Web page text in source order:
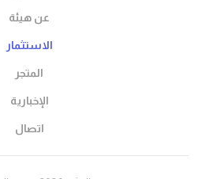
عن هيئة
الاستثمار
المتجر
الإخبارية
اتصال